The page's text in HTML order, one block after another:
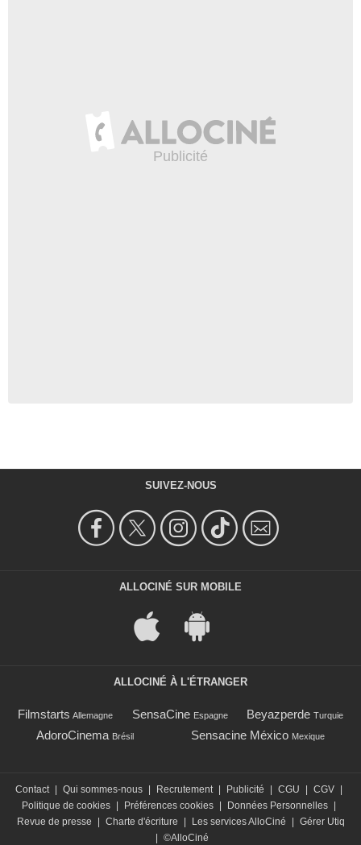
SUIVEZ-NOUS
ALLOCINÉ SUR MOBILE
ALLOCINÉ À L'ÉTRANGER
Filmstarts Allemagne SensaCine Espagne Beyazperde Turquie
AdoroCinema Brésil Sensacine México Mexique
Contact Qui sommes-nous Recrutement Publicité CGU CGV
Politique de cookies
Préférences cookies Données Personnelles
Revue de presse
Charte d'écriture Les services AlloCiné
Gérer Utiq
©AlloCiné